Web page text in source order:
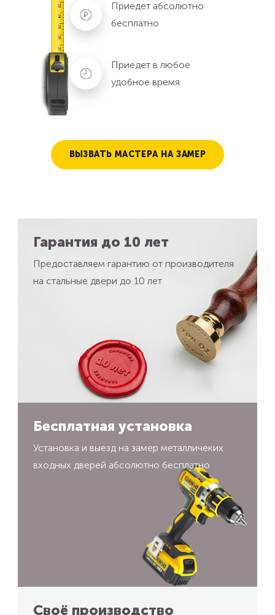
Приедет абсолютно
бесплатно
Приедет в любое
удобное время
ВЫЗВАТЬ МАСТЕРА НА ЗАМЕР
Гарантия до 10 лет
Предоставляем гарантию от производителя
на стальные двери до 10 лет
Бесплатная установка
Установка и выезд на замер металличеких
входных дверей абсолютно бесплатно
Своё производство